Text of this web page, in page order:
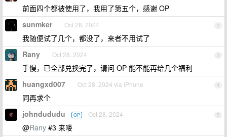
前面四个都被使用了，我用了第五个，感谢 OP
2
sunmker Oct 28, 2024
我随便试了几个，都没了，来者不用试了
3
Rany Oct 28, 2024
手慢，已全部兑换完了，请问 OP 能不能再给几个福利
4
huangxd007 Oct 28, 2024 via iPhone
同再求个
5
johndududu OP Oct 28, 2024
@Rany #3 来喽